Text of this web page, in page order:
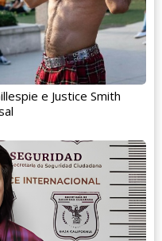
e Justice Smith